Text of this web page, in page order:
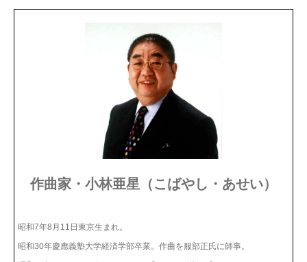
作曲家・小林亜星（こばやし・あせい）
昭和7年8月11日東京生まれ。
昭和30年慶應義塾大学経済学部卒業。作曲を服部正氏に師事。